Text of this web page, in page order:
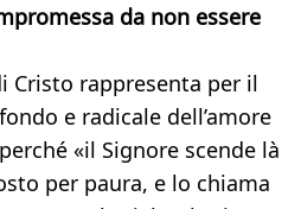
da non essere
Cristo rappresenta per il
e radicale dell’amore
«il Signore scende là
per paura, e lo chiama